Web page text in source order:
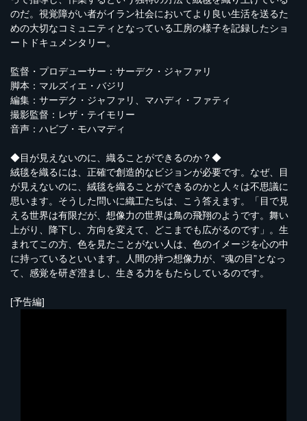
のだ。視覚障がい者がイラン社会においてより良い生活を送るた
めの大切なコミュニティとなっている工房の様子を記録したショ
ートドキュメンタリー。
監督・プロデューサー：サーデク・ジャファリ
脚本：マルズィエ・バジリ
編集：サーデク・ジャファリ、マハディ・ファティ
撮影監督：レザ・テイモリー
音声：ハビブ・モハマディ
◆目が見えないのに、織ることができるのか？◆
絨毯を織るには、正確で創造的なビジョンが必要です。なぜ、目
が見えないのに、絨毯を織ることができるのかと人々は不思議に
思います。そうした問いに織工たちは、こう答えます。「目で見
える世界は有限だが、想像力の世界は鳥の飛翔のようです。舞い
上がり、降下し、方向を変えて、どこまでも広がるのです」。生
まれてこの方、色を見たことがない人は、色のイメージを心の中
に持っているといいます。人間の持つ想像力が、“魂の目”となっ
て、感覚を研ぎ澄まし、生きる力をもたらしているのです。
[予告編]